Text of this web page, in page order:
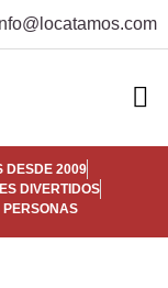
DESDE 2009
DIVERTIDOS
PERSONAS